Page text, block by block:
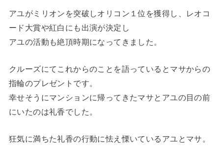
アユがミリオンを突破しオリコン１位を獲得し、レオコ
ード大賞や紅白にも出演が決定し
アユの活動も絶頂時期になってきました。
クルーズにてこれからのことを語っているとマサからの
指輪のプレゼントです。
幸せそうにマンションに帰ってきたマサとアユの目の前
にいたのは礼香でした。
狂気に満ちた礼香の行動に怯え慄いているアユとマサ。